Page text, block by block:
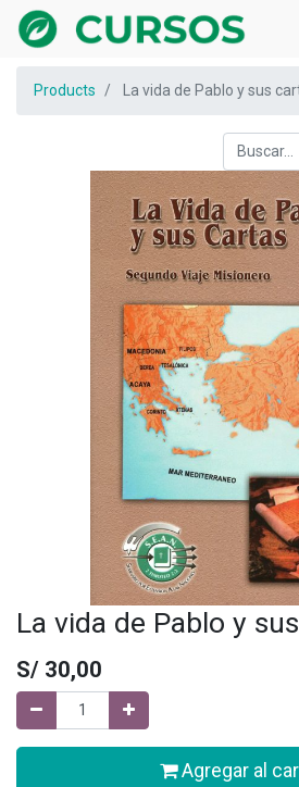
Products La vida de Pablo y sus
La vida de Pablo y
S/ 30,00
Agregar al